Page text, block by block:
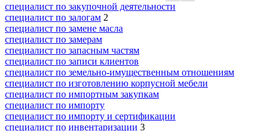
специалист по закупочной деятельности
специалист по залогам 2
специалист по замене масла
специалист по замерам
специалист по запасным частям
специалист по записи клиентов
специалист по земельно-имущественным отношениям
специалист по изготовлению корпусной мебели
специалист по импортным закупкам
специалист по импорту
специалист по импорту и сертификации
специалист по инвентаризации 3